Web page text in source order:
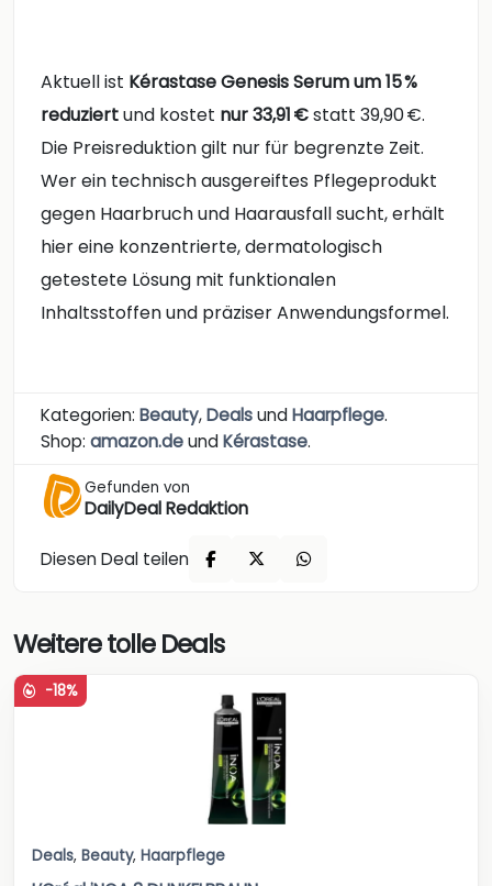
Aktuell ist Kérastase Genesis Serumum 15 %
reduziertund kostet nur 33,91 €statt 39,90 €.
Die Preisreduktion gilt nur für begrenzte Zeit.
Wer ein technisch ausgereiftes Pflegeprodukt
gegen Haarbruch und Haarausfall sucht, erhält
hier eine konzentrierte, dermatologisch
getestete Lösung mit funktionalen
Inhaltsstoffen und präziser Anwendungsformel.
Kategorien: Beauty,DealsundHaarpflege.
Shop: amazon.deundKérastase.
Gefunden von
DailyDeal Redaktion
Diesen Deal teilen
Weitere tolle Deals
-18%
Deals, Beauty, Haarpflege